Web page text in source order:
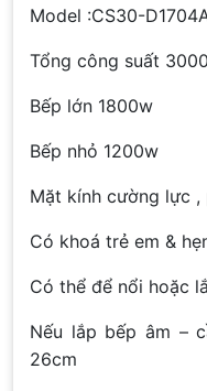
Model :CS30-
Tổng công suất
Bếp lớn 1800w
Bếp nhỏ 1200w
Mặt kính cường lực ,
Có khoá trẻ em &
Có thể để nổi hoặc
Nếu lắp bếp âm –
26cm